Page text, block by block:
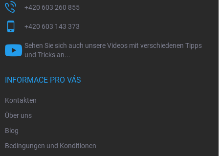
+420 603 260 855
+420 603 143 373
Sehen Sie sich auch unsere Videos mit verschiedenen Tipps
und Tricks an...
INFORMACE PRO VÁS
Kontakten
Über uns
Blog
Bedingungen und Konditionen